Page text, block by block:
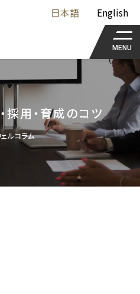
日本語 English
MENU
採用・育成のコツ
ルコラム